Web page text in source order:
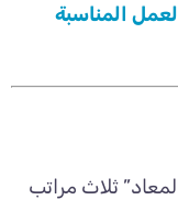
المناسبة
ثلاث مراتب